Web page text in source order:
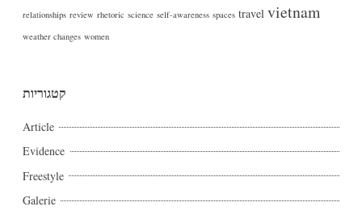
relationships review rhetoric science self-awareness spaces travel vietnam
weather changes women
קטגוריות
Article
Evidence
Freestyle
Galerie